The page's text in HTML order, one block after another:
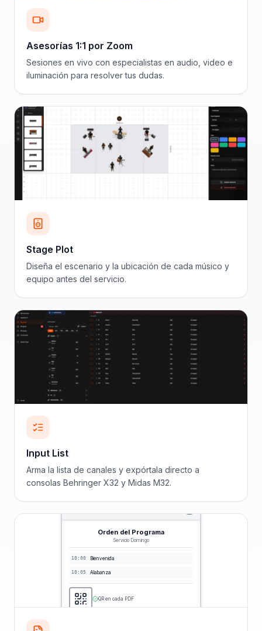
Asesorías 1:1 por Zoom
Sesiones en vivo con especialistas en audio, video e
iluminación para resolver tus dudas.
Stage Plot
Diseña el escenario y la ubicación de cada músico y
equipo antes del servicio.
Input List
Arma la lista de canales y expórtala directo a
consolas Behringer X32 y Midas M32.
Orden del Programa
Servicio Domingo
10:00 Bienvenida
10:05 Alabanza
QR en cada PDF